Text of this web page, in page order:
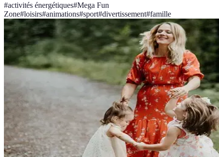
#activités énergétiques#Mega Fun
Zone#loisirs#animations#sport#divertissement#famille